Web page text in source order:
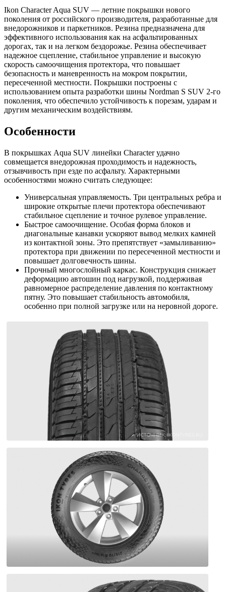
Ikon Character Aqua SUV — летние покрышки нового
поколения от российского производителя, разработанные для
внедорожников и паркетников. Резина предназначена для
эффективного использования как на асфальтированных
дорогах, так и на легком бездорожье. Резина обеспечивает
надежное сцепление, стабильное управление и высокую
скорость самоочищения протектора, что повышает
безопасность и маневренность на мокром покрытии,
пересеченной местности. Покрышки построены с
использованием опыта разработки шины Nordman S SUV 2-го
поколения, что обеспечило устойчивость к порезам, ударам и
другим механическим воздействиям.
Особенности
В покрышках Aqua SUV линейки Character удачно
совмещается внедорожная проходимость и надежность,
отзывчивость при езде по асфальту. Характерными
особенностями можно считать следующее:
Универсальная управляемость. Три центральных ребра и
широкие открытые плечи протектора обеспечивают
стабильное сцепление и точное рулевое управление.
Быстрое самоочищение. Особая форма блоков и
диагональные канавки ускоряют вывод мелких камней
из контактной зоны. Это препятствует «замыливанию»
протектора при движении по пересеченной местности и
повышает долговечность шины.
Прочный многослойный каркас. Конструкция снижает
деформацию автошин под нагрузкой, поддерживая
равномерное распределение давления по контактному
пятну. Это повышает стабильность автомобиля,
особенно при полной загрузке или на неровной дороге.